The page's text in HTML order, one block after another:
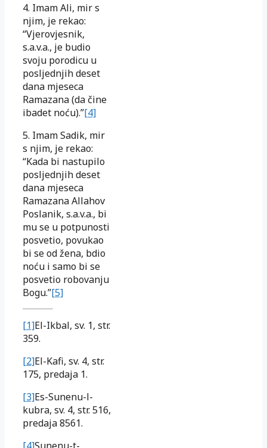
4. Imam Ali, mir s
njim, je rekao:
“Vjerovjesnik,
s.a.v.a., je budio
svoju porodicu u
posljednjih deset
dana mjeseca
Ramazana (da čine
ibadet noću).”[4]
5. Imam Sadik, mir
s njim, je rekao:
“Kada bi nastupilo
posljednjih deset
dana mjeseca
Ramazana Allahov
Poslanik, s.a.v.a., bi
mu se u potpunosti
posvetio, povukao
bi se od žena, bdio
noću i samo bi se
posvetio robovanju
Bogu.”[5]
[1]El-Ikbal, sv. 1, str.
359.
[2]El-Kafi, sv. 4, str.
175, predaja 1.
[3]Es-Sunenu-l-
kubra, sv. 4, str. 516,
predaja 8561.